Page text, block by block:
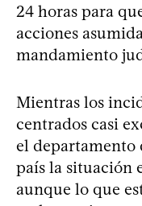
24 horas para
acciones
mandamiento
Mientras los
centrados casi
el departamento
país la situación
aunque lo que